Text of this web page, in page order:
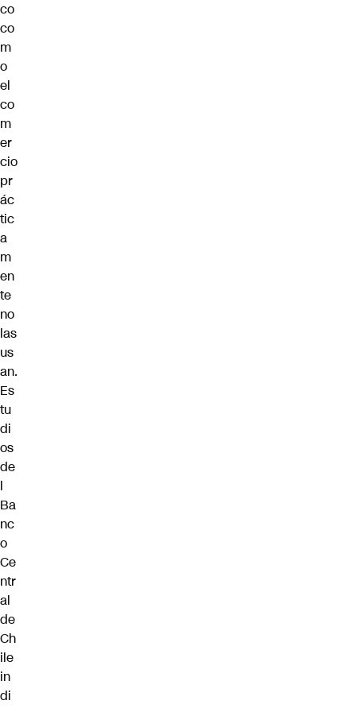
co
co
m
o
el
co
m
er
cio
pr
ác
tic
a
m
en
te
no
las
us
an.
Es
tu
di
os
de
l
Ba
nc
o
Ce
ntr
al
de
Ch
ile
in
di